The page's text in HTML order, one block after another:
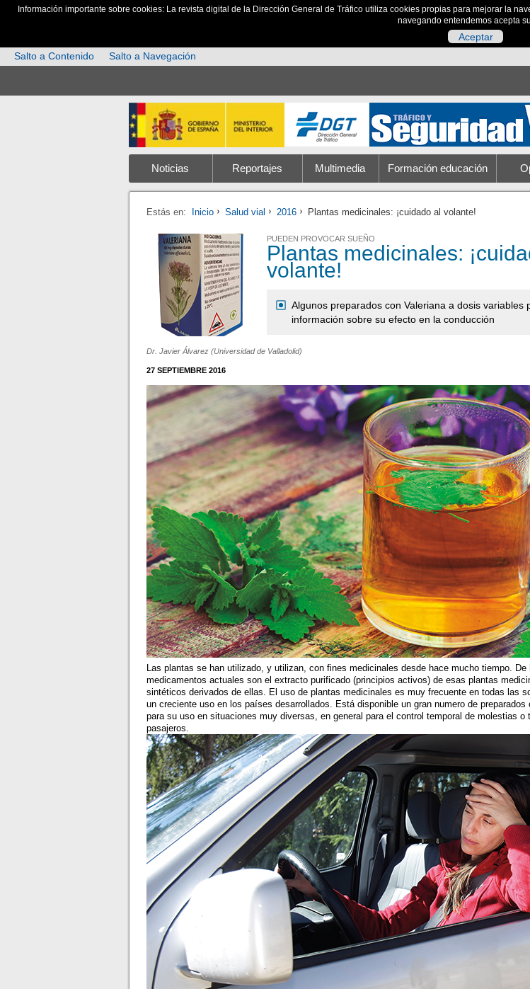
Información importante sobre cookies: La revista digital de la Dirección General de Tráfico utiliza cookies propias para mejorar la
navegando entendemos acepta
Aceptar
Salto a Contenido
Salto a Navegación
Noticias Reportajes Multimedia Formación educación
Estás en: Inicio Salud vial 2016 Plantas medicinales: ¡cuidado al volante!
PUEDEN PROVOCAR SUEÑO
Plantas medicinales:
volante!
Algunos preparados con Valeriana a dosis variables
información sobre su efecto en la conducción
Dr. Javier Álvarez (Universidad de Valladolid)
27 SEPTIEMBRE 2016
Las plantas se han utilizado, y utilizan, con fines medicinales desde hace mucho tiempo.
medicamentos actuales son el extracto purificado (principios activos) de esas plantas
sintéticos derivados de ellas. El uso de plantas medicinales es muy frecuente en todas las
un creciente uso en los países desarrollados. Está disponible un gran numero de preparados
para su uso en situaciones muy diversas, en general para el control temporal de molestias o
pasajeros.